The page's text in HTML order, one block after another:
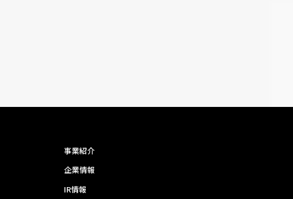
事業紹介
企業情報
IR情報